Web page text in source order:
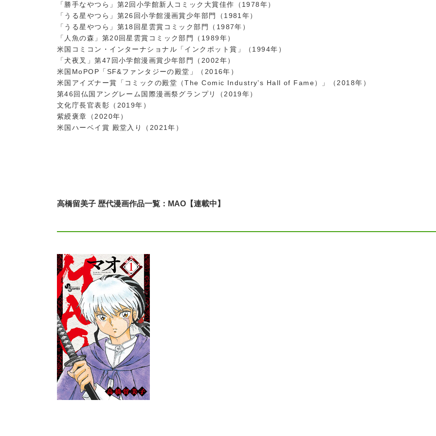
「勝手なやつら」第2回小学館新人コミック大賞佳作（1978年）
「うる星やつら」第26回小学館漫画賞少年部門（1981年）
「うる星やつら」第18回星雲賞コミック部門（1987年）
「人魚の森」第20回星雲賞コミック部門（1989年）
米国コミコン・インターナショナル「インクポット賞」（1994年）
「犬夜叉」第47回小学館漫画賞少年部門（2002年）
米国MoPOP「SF&ファンタジーの殿堂」（2016年）
米国アイズナー賞「コミックの殿堂（The Comic Industry’s Hall of Fame）」（2018年）
第46回仏国アングレーム国際漫画祭グランプリ（2019年）
文化庁長官表彰（2019年）
紫綬褒章（2020年）
米国ハーベイ賞 殿堂入り（2021年）
高橋留美子 歴代漫画作品一覧：MAO【連載中】